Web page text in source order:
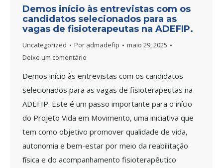
Demos início às entrevistas com os
candidatos selecionados para as
vagas de fisioterapeutas na ADEFIP.
Uncategorized Por admadefip
maio 29, 2025
Deixe um comentário
Demos início às entrevistas com os candidatos
selecionados para as vagas de fisioterapeutas na
ADEFIP. Este é um passo importante para o início
do Projeto Vida em Movimento, uma iniciativa que
tem como objetivo promover qualidade de vida,
autonomia e bem-estar por meio da reabilitação
física e do acompanhamento fisioterapêutico